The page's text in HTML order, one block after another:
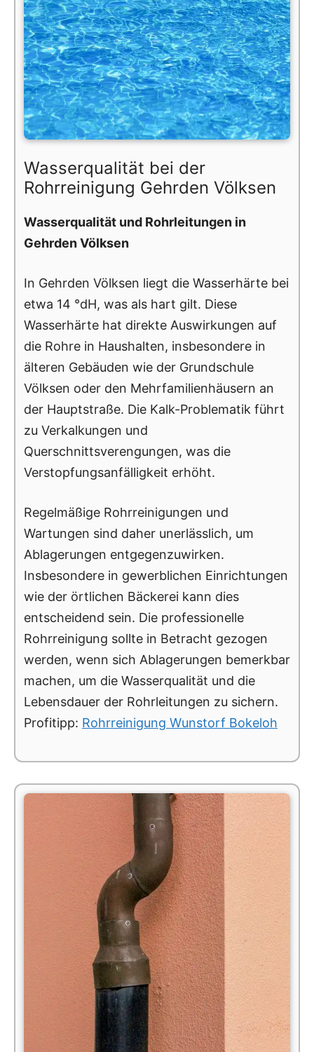
Wasserqualität bei der
Rohrreinigung Gehrden Völksen
Wasserqualität und Rohrleitungen in
Gehrden Völksen
In Gehrden Völksen liegt die Wasserhärte bei
etwa 14 °dH, was als hart gilt. Diese
Wasserhärte hat direkte Auswirkungen auf
die Rohre in Haushalten, insbesondere in
älteren Gebäuden wie der Grundschule
Völksen oder den Mehrfamilienhäusern an
der Hauptstraße. Die Kalk-Problematik führt
zu Verkalkungen und
Querschnittsverengungen, was die
Verstopfungsanfälligkeit erhöht.
Regelmäßige Rohrreinigungen und
Wartungen sind daher unerlässlich, um
Ablagerungen entgegenzuwirken.
Insbesondere in gewerblichen Einrichtungen
wie der örtlichen Bäckerei kann dies
entscheidend sein. Die professionelle
Rohrreinigung sollte in Betracht gezogen
werden, wenn sich Ablagerungen bemerkbar
machen, um die Wasserqualität und die
Lebensdauer der Rohrleitungen zu sichern.
Profitipp: Rohrreinigung Wunstorf Bokeloh